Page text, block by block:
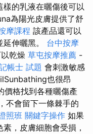
的乳液在曬傷後可以
為陽光皮膚提供了舒
摩課程 該產品還可以
伸曬黑。 台中按摩
乾燥 草屯按摩推薦 -
帳士 試題 會刺激敏感
也很昂
價格找到各種曬傷產
不會留下一條棘手的
照班 關鍵字操作 如果
，皮膚細胞會受損，